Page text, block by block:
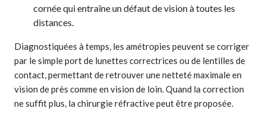
cornée qui entraîne un défaut de vision à toutes les
distances.
Diagnostiquées à temps, les amétropies peuvent se corriger
par le simple port de lunettes correctrices ou de lentilles de
contact, permettant de retrouver une netteté maximale en
vision de près comme en vision de loin. Quand la correction
ne suffit plus, la chirurgie réfractive peut être proposée.